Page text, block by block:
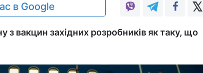
в Google
з вакцин західних розробників як таку, що